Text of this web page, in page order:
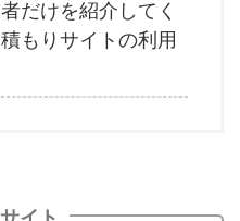
だけを紹介してく
もりサイトの利用